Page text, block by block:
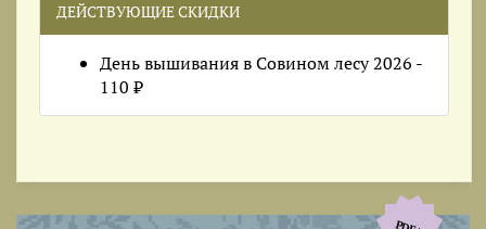
ДЕЙСТВУЮЩИЕ СКИДКИ
День вышивания в Совином лесу 2026 -
110 ₽